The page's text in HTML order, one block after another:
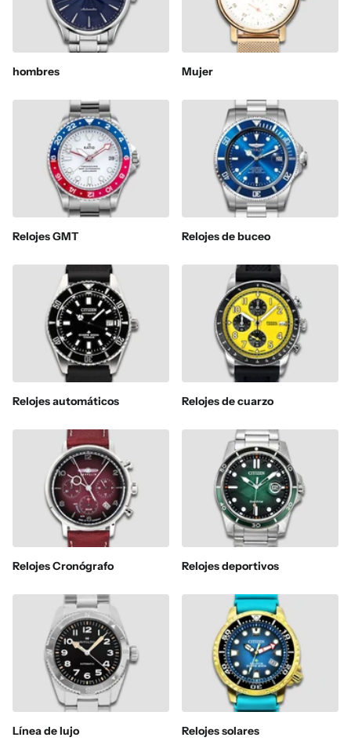
hombres Mujer
Relojes GMT Relojes de buceo
Relojes automáticos Relojes de cuarzo
Relojes Cronógrafo Relojes deportivos
Línea de lujo Relojes solares